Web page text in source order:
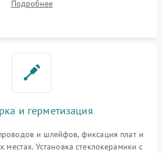
и замена поврежденной
Подробнее
и герметизация
и шлейфов, фиксация плат и
Установка стеклокерамики с